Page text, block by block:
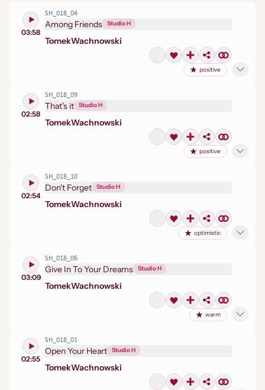
03:58
SH_018_04
Among Friends Studio H
TomekWachnowski
positive
02:58
SH_018_09
That's it Studio H
TomekWachnowski
positive
02:54
SH_018_10
Don't Forget Studio H
TomekWachnowski
optimistic
03:09
SH_018_06
Give In To Your Dreams Studio H
TomekWachnowski
warm
02:55
SH_018_01
Open Your Heart Studio H
TomekWachnowski